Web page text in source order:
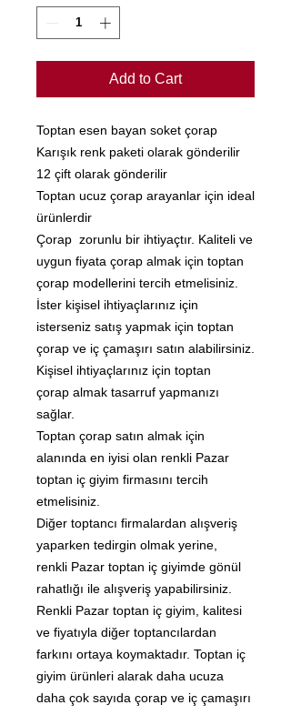
Add to Cart
Toptan esen bayan soket çorap
Karışık renk paketi olarak gönderilir
12 çift olarak gönderilir
Toptan ucuz çorap arayanlar için ideal
ürünlerdir
Çorap zorunlu bir ihtiyaçtır. Kaliteli ve
uygun fiyata çorap almak için toptan
çorap modellerini tercih etmelisiniz.
İster kişisel ihtiyaçlarınız için
isterseniz satış yapmak için toptan
çorap ve iç çamaşırı satın alabilirsiniz.
Kişisel ihtiyaçlarınız için toptan
çorap almak tasarruf yapmanızı
sağlar.
Toptan çorap satın almak için
alanında en iyisi olan renkli Pazar
toptan iç giyim firmasını tercih
etmelisiniz.
Diğer toptancı firmalardan alışveriş
yaparken tedirgin olmak yerine,
renkli Pazar toptan iç giyimde gönül
rahatlığı ile alışveriş yapabilirsiniz.
Renkli Pazar toptan iç giyim, kalitesi
ve fiyatıyla diğer toptancılardan
farkını ortaya koymaktadır. Toptan iç
giyim ürünleri alarak daha ucuza
daha çok sayıda çorap ve iç çamaşırı